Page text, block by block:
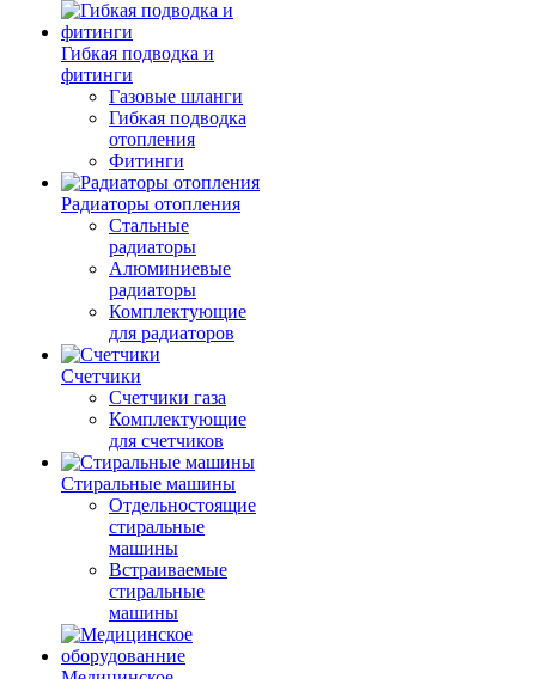
Гибкая подводка и
фитинги
Газовые шланги
Гибкая подводка
отопления
Фитинги
Радиаторы отопления
Стальные
радиаторы
Алюминиевые
радиаторы
Комплектующие
для радиаторов
Счетчики
Счетчики газа
Комплектующие
для счетчиков
Стиральные машины
Отдельностоящие
стиральные
машины
Встраиваемые
стиральные
машины